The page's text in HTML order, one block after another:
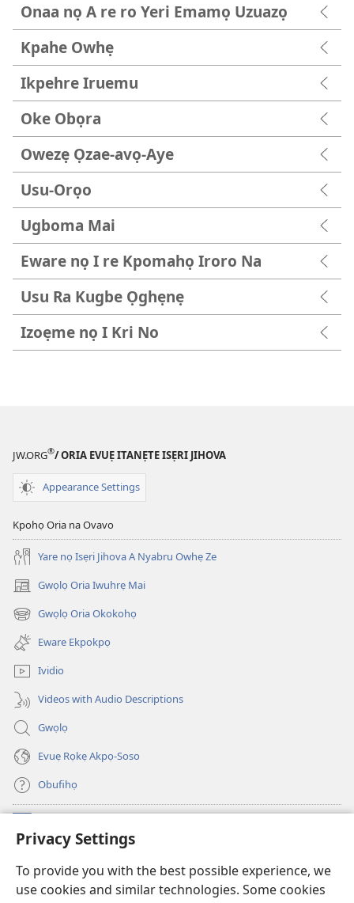
Privacy Settings
To provide you with the best possible experience, we
use cookies and similar technologies. Some cookies
Onaa nọ A re ro Yeri Emamọ Uzuazọ
Kpahe Owhẹ
Ikpehre Iruemu
Oke Obọra
Owezẹ Ọzae-avọ-Aye
Usu-Orọo
Ugboma Mai
Eware nọ I re Kpomahọ Iroro Na
Usu Ra Kugbe Ọghẹnẹ
Izoẹme nọ I Kri No
JW.ORG®/ ORIA EVUẸ ITANẸTE ISẸRI JIHOVA
Appearance Settings
Kpohọ Oria na Ovavo
Yare nọ Isẹri Jihova A Nyabru Owhẹ Ze
Gwọlọ Oria Iwuhrẹ Mai
(opens
new
window)
Gwọlọ Oria Okokohọ
(opens
new
window)
Eware Ekpokpọ
Ividio
Videos with Audio Descriptions
Gwọlọ
Evuẹ Rọkẹ Akpọ-Soso
Obufihọ
(opens
new
UWOU-EBE ITANẸTE orọ Watchtower
(opens
new